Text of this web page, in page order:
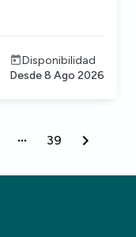
Disponibilidad
Desde8 Ago 2026
39